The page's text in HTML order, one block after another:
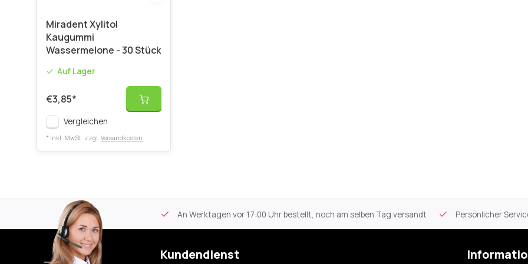
Miradent Xylitol
Kaugummi
Wassermelone - 30 Stück
Auf Lager
€3,85*
Vergleichen
* Inkl. MwSt. zzgl. Versandkosten
Kostenloser Versand An Werktagen vor 17:00 Uhr bestellt, noch am selben Tag versandt Persönlicher
Kundendienst